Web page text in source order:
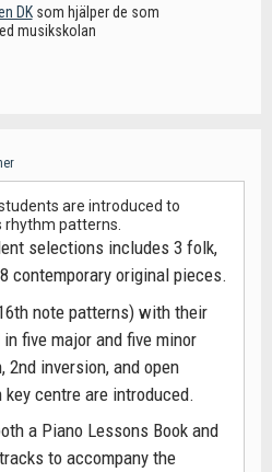
DKsom hjälper de som
musikskolan
are introduced to
patterns.
selections includes 3 folk,
contemporary original pieces.
note patterns) with their
five major and five minor
2nd inversion, and open
centre are introduced.
a Piano Lessons Book and
to accompany the